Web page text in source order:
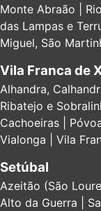
Monte Abraão |
das Lampas e
Miguel, São
Vila Franca de
Alhandra,
Ribatejo e
Cachoeiras |
Vialonga | Vila
Setúbal
Azeitão (São
Alto da Guerra |